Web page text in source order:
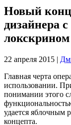
Новый
дизайнера
локскрином
22 апреля 2015 |
Главная черта
использовании.
понимании этого
удается яблочным
концепта.